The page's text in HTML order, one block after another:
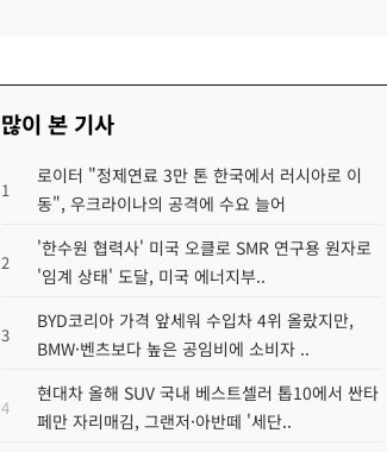
많이 본 기사
1
로이터 "정제연료 3만 톤 한국에서 러시아로 이
동", 우크라이나의 공격에 수요 늘어
2
'한수원 협력사' 미국 오클로 SMR 연구용 원자로
'임계 상태' 도달, 미국 에너지부..
3
BYD코리아 가격 앞세워 수입차 4위 올랐지만,
BMW·벤츠보다 높은 공임비에 소비자 ..
4
현대차 올해 SUV 국내 베스트셀러 톱10에서 싼타
페만 자리매김, 그랜저·아반떼 '세단..